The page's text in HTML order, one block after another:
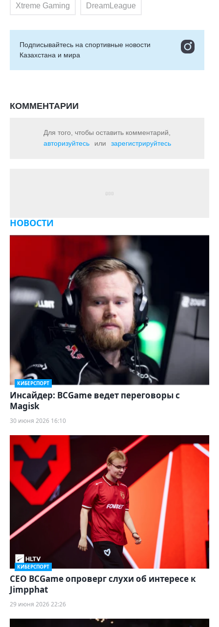
Xtreme Gaming DreamLeague
Подписывайтесь на cпортивные новости
Казахстана и мира
КОММЕНТАРИИ
Для того, чтобы оставить комментарий,
авторизуйтесь
или зарегистрируйтесь
НОВОСТИ
КИБЕРСПОРТ
Инсайдер: BCGame ведет переговоры с
Magisk
30 июня 2026 16:10
КИБЕРСПОРТ
CEO BCGame опроверг слухи об интересе к
Jimpphat
29 июня 2026 22:26